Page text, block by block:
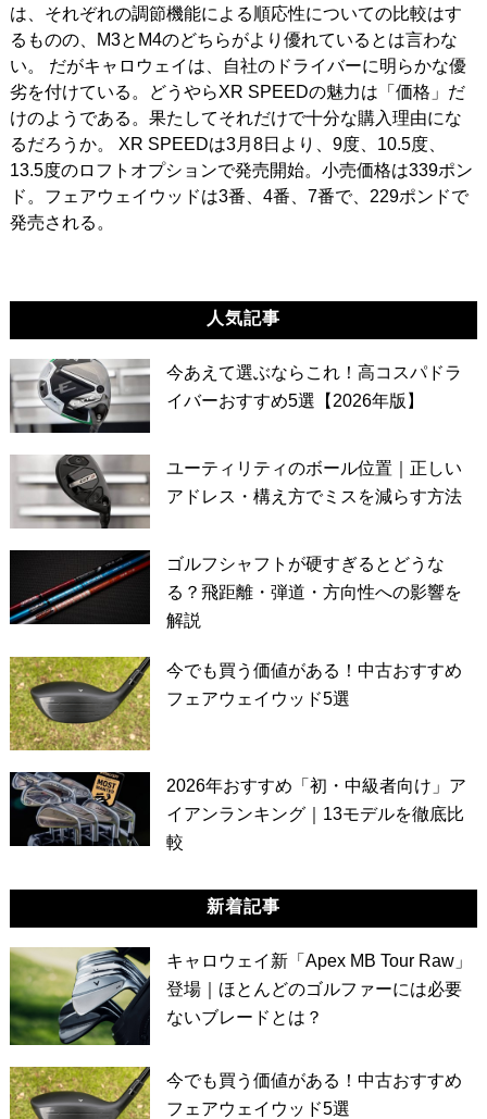
は、それぞれの調節機能による順応性についての比較はす
るものの、M3とM4のどちらがより優れているとは言わな
い。 だがキャロウェイは、自社のドライバーに明らかな優
劣を付けている。どうやらXR SPEEDの魅力は「価格」だ
けのようである。果たしてそれだけで十分な購入理由にな
るだろうか。 XR SPEEDは3月8日より、9度、10.5度、
13.5度のロフトオプションで発売開始。小売価格は339ポン
ド。フェアウェイウッドは3番、4番、7番で、229ポンドで
発売される。
人気記事
今あえて選ぶならこれ！高コスパドラ
イバーおすすめ5選【2026年版】
ユーティリティのボール位置｜正しい
アドレス・構え方でミスを減らす方法
ゴルフシャフトが硬すぎるとどうな
る？飛距離・弾道・方向性への影響を
解説
今でも買う価値がある！中古おすすめ
フェアウェイウッド5選
2026年おすすめ「初・中級者向け」ア
イアンランキング｜13モデルを徹底比
較
新着記事
キャロウェイ新「Apex MB Tour Raw」
登場｜ほとんどのゴルファーには必要
ないブレードとは？
今でも買う価値がある！中古おすすめ
フェアウェイウッド5選